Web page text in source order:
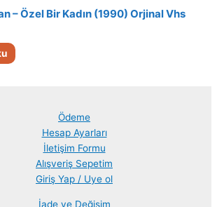
– Özel Bir Kadın (1990) Orjinal Vhs
Ödeme
Hesap Ayarları
İletişim Formu
Alışveriş Sepetim
Giriş Yap / Uye ol
İade ve Değişim